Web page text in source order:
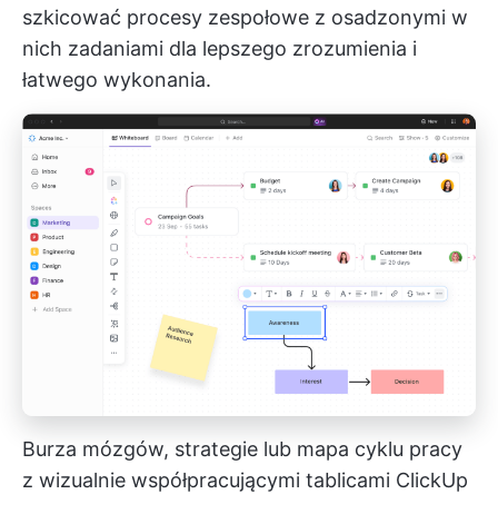
szkicować procesy zespołowe z osadzonymi w
nich zadaniami dla lepszego zrozumienia i
łatwego wykonania.
Burza mózgów, strategie lub mapa cyklu pracy
z wizualnie współpracującymi tablicami ClickUp